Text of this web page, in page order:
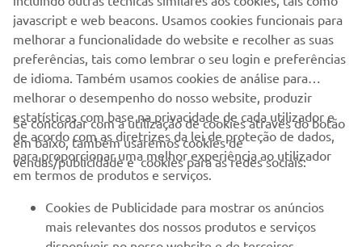
SERVIÇO E SUPORTE
NEWSLETTER
Seja o primeiro a saber das últimas ofertas, eventos especiais,
novos lançamentos e muito mais
SUBSCREVER
javascript e web beacons. Usamos cookies funcionais para
melhorar a funcionalidade do website e recolher as suas
preferências, tais como lembrar o seu login e preferências
de idioma. Também usamos cookies de análise para
melhorar o desempenho do nosso website, produzir
estatísticas com base na privacidade de cada utilizador e
de acordo com as diretrizes da lei de proteção de dados,
para proporcionar uma melhor experiência ao utilizador
em termos de produtos e serviços.
Se concordar com a utilização de cookies através do botão
em baixo, também usaremos cookies de
vendas/publicidade e cookies para as redes sociais:
Cookies de Publicidade para mostrar os anúncios
mais relevantes dos nossos produtos e serviços